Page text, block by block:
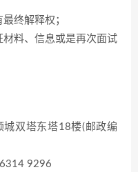
终解释权；
料、信息或是再次面试
双塔东塔18楼(邮政编
9296